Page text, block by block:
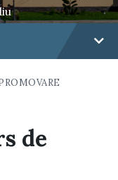
de